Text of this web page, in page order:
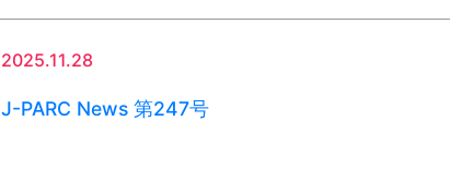
2025.11.28
J-PARC News 第247号